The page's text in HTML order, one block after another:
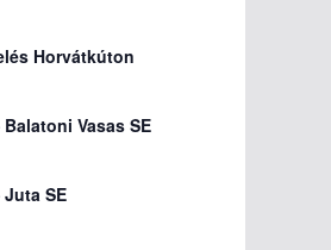
Horvátkúton
Vasas SE
Juta SE